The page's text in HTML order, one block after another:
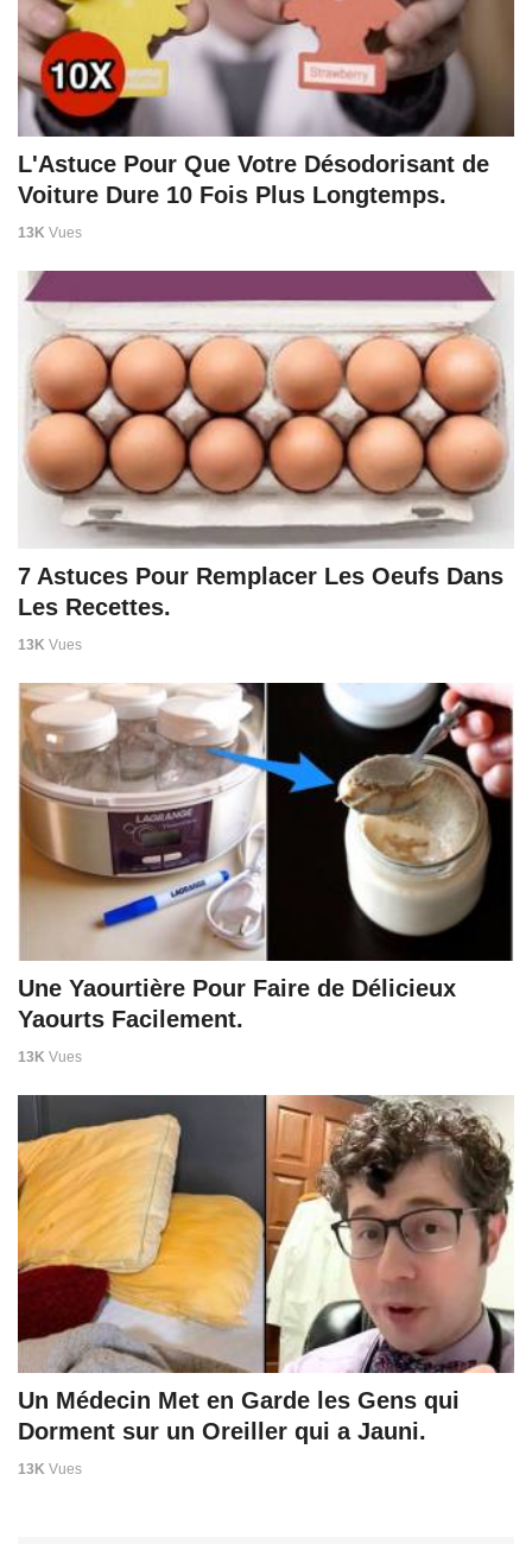
L'Astuce Pour Que Votre Désodorisant de
Voiture Dure 10 Fois Plus Longtemps.
13K Vues
7 Astuces Pour Remplacer Les Oeufs Dans
Les Recettes.
13K Vues
Une Yaourtière Pour Faire de Délicieux
Yaourts Facilement.
13K Vues
Un Médecin Met en Garde les Gens qui
Dorment sur un Oreiller qui a Jauni.
13K Vues